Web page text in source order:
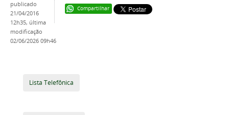
Compartilhar
publicado
21/04/2016
12h35, última
modificação
02/06/2026 09h46
Lista Telefônica